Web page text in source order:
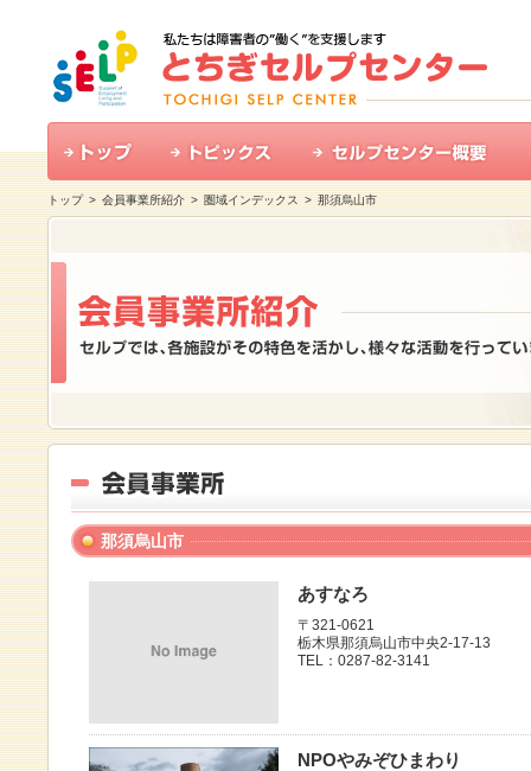
トップ> 会員事業所紹介 > 圏域インデックス > 那須烏山市
那須烏山市
あすなろ
〒321-0621
栃木県那須烏山市中央2-17-13
TEL：0287-82-3141
NPOやみぞひまわり